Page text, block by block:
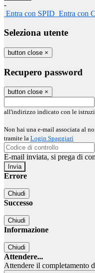
-
Entra con SPID Entra con
Seleziona utente
button close ×
Recupero password
button close ×
all'indirizzo indicato con le
Non hai una e-mail associata al
tramite la Login Spaggiari
E-mail inviata, si prega di
Errore
Chiudi
Successo
Chiudi
Informazione
Chiudi
Attendere...
Attendere il completamento